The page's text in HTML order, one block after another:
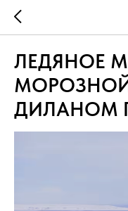
ЛЕДЯНОЕ
ДИЛАНОМ